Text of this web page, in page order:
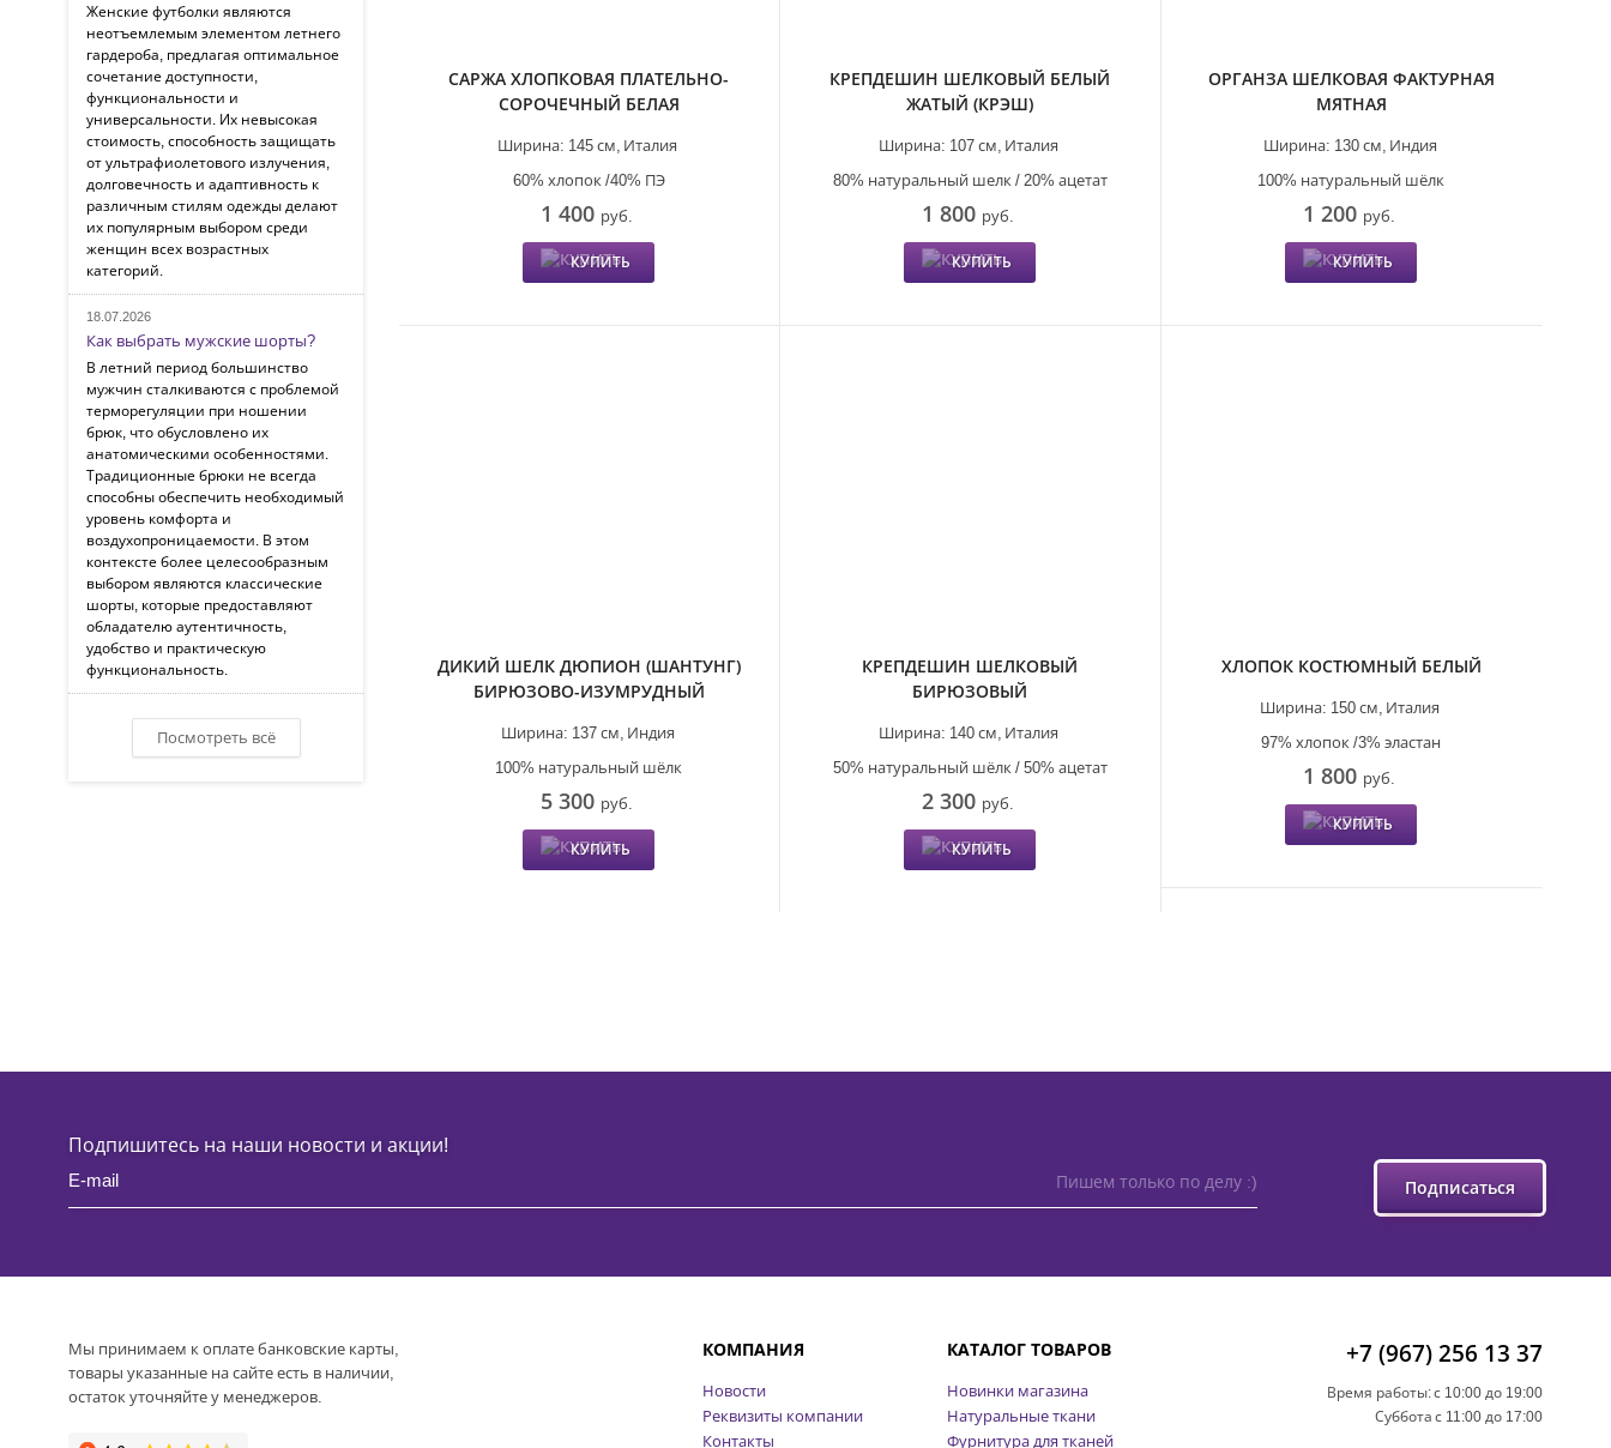
Женские футболки являются
неотъемлемым элементом летнего
гардероба, предлагая оптимальное
сочетание доступности,
функциональности и
универсальности. Их невысокая
стоимость, способность защищать
от ультрафиолетового излучения,
долговечность и адаптивность к
различным стилям одежды делают
их популярным выбором среди
женщин всех возрастных
категорий.
18.07.2026
Как выбрать мужские шорты?
В летний период большинство
мужчин сталкиваются с проблемой
терморегуляции при ношении
брюк, что обусловлено их
анатомическими особенностями.
Традиционные брюки не всегда
способны обеспечить необходимый
уровень комфорта и
воздухопроницаемости. В этом
контексте более целесообразным
выбором являются классические
шорты, которые предоставляют
обладателю аутентичность,
удобство и практическую
функциональность.
Посмотреть всё
САРЖА ХЛОПКОВАЯ ПЛАТЕЛЬНО-
СОРОЧЕЧНЫЙ БЕЛАЯ
Италия
Ширина: 145 см,
60% хлопок /40% ПЭ
1 400 руб.
КУПИТЬ
КРЕПДЕШИН ШЕЛКОВЫЙ БЕЛЫЙ
ЖАТЫЙ (КРЭШ)
Италия
Ширина: 107 см,
80% натуральный шелк / 20% ацетат
1 800 руб.
КУПИТЬ
ОРГАНЗА ШЕЛКОВАЯ ФАКТУРНАЯ
МЯТНАЯ
Индия
Ширина: 130 см,
100% натуральный шёлк
1 200 руб.
КУПИТЬ
ДИКИЙ ШЕЛК ДЮПИОН (ШАНТУНГ)
БИРЮЗОВО-ИЗУМРУДНЫЙ
Индия
Ширина: 137 см,
100% натуральный шёлк
5 300 руб.
КУПИТЬ
КРЕПДЕШИН ШЕЛКОВЫЙ
БИРЮЗОВЫЙ
Италия
Ширина: 140 см,
50% натуральный шёлк / 50% ацетат
2 300 руб.
КУПИТЬ
ХЛОПОК КОСТЮМНЫЙ БЕЛЫЙ
Италия
Ширина: 150 см,
97% хлопок /3% эластан
1 800 руб.
КУПИТЬ
Подпишитесь на наши новости и акции!
Пишем только по делу :) Подписаться
Мы принимаем к оплате банковские карты,
товары указанные на сайте есть в наличии,
остаток уточняйте у менеджеров.
КОМПАНИЯ
Новости
Реквизиты компании
Контакты
КАТАЛОГ ТОВАРОВ
Новинки магазина
Натуральные ткани
Фурнитура для тканей
+7 (967) 256 13 37
Время работы:с 10:00 до 19:00
Субботас 11:00 до 17:00